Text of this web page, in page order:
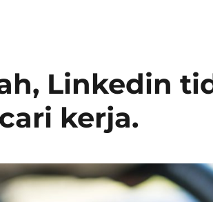
Linkedin
kerja.